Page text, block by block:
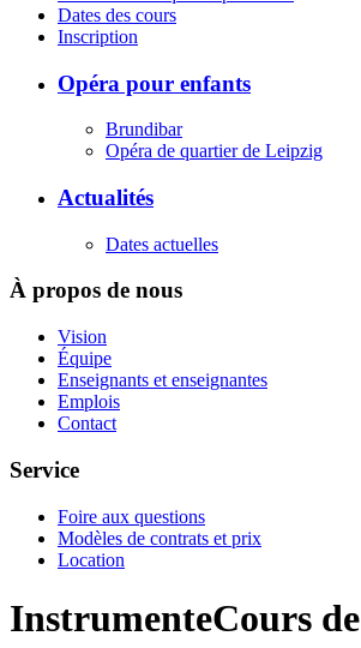
Dates des cours
Inscription
Opéra pour enfants
Brundibar
Opéra de quartier de Leipzig
Actualités
Dates actuelles
À propos de nous
Vision
Équipe
Enseignants et enseignantes
Emplois
Contact
Service
Foire aux questions
Modèles de contrats et prix
Location
InstrumenteCours de